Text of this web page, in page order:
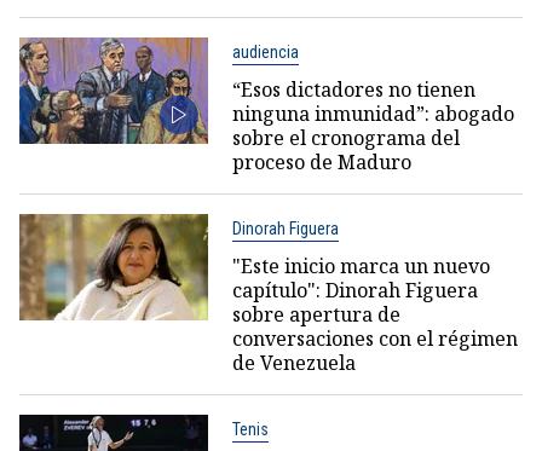
audiencia
“Esos dictadores no tienen
ninguna inmunidad”: abogado
sobre el cronograma del
proceso de Maduro
Dinorah Figuera
"Este inicio marca un nuevo
capítulo": Dinorah Figuera
sobre apertura de
conversaciones con el régimen
de Venezuela
Tenis